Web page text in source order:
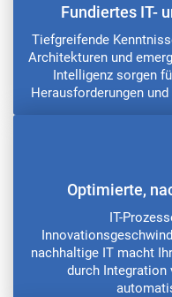
Fundiertes IT-
Tiefgreifende
Architekturen und
Intelligenz sorgen
Herausforderungen
Optimierte,
IT-
nachhaltige IT macht
durch Integration